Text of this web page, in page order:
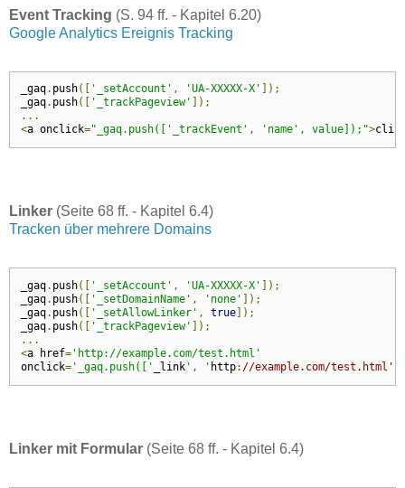
Event Tracking (S. 94 ff. - Kapitel 6.20)
Google Analytics Ereignis Tracking
_gaq. push([ '_setAccount' , 'UA-XXXXX-X'
]);
_gaq. push([ '_trackPageview'
]);
...
<a onclick="_gaq.push(['_trackEvent', 'name', value]);">click
Linker (Seite 68 ff. - Kapitel 6.4)
Tracken über mehrere Domains
_gaq. push([ '_setAccount' , 'UA-XXXXX-X'
]);
_gaq. push([ '_setDomainName' , 'none'
]);
_gaq. push([ '_setAllowLinker' , true]);
_gaq. push([ '_trackPageview'
]);
...
<a href='http://example.com/test.html'
onclick='_gaq.push([' _link', ' http: //example.com/
Linker mit Formular (Seite 68 ff. - Kapitel 6.4)